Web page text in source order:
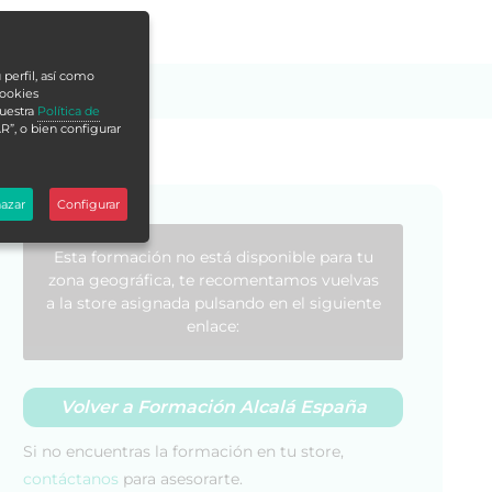
Esta formación no está disponible para tu
zona geográfica, te recomentamos vuelvas
a la store asignada pulsando en el siguiente
enlace:
Volver a Formación Alcalá España
Si no encuentras la formación en tu store,
contáctanos para asesorarte.
perfil, así como
Política de
o bien configurar
Configurar